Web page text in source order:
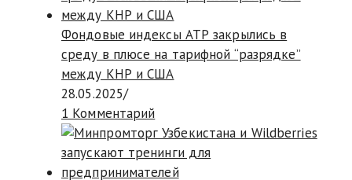
Фондовые индексы АТР закрылись в
среду в плюсе на тарифной “разрядке”
между КНР и США
28.05.2025/
1 Комментарий